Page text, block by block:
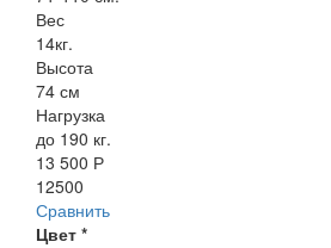
Вес
14кг.
Высота
74 см
Нагрузка
до 190 кг.
13 500 Р
12500
Сравнить
Цвет *